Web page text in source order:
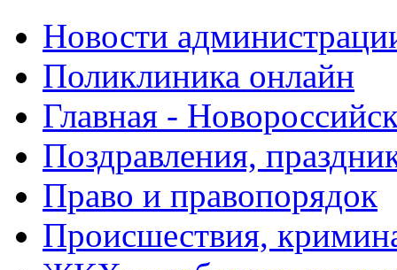
Новости
Поликлиника онлайн
Главная -
Поздравления,
Право и правопорядок
Происшествия,